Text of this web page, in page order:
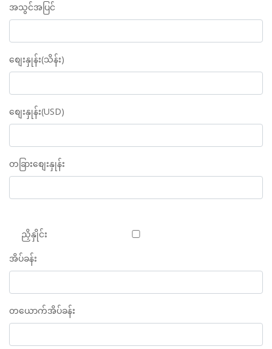
အသွင်အပြင်
စျေးနှုန်း(သိန်း)
စျေးနှုန်း(USD)
တခြားစျေးနှုန်း
ညှိနှိုင်း
အိပ်ခန်း
တယောက်အိပ်ခန်း